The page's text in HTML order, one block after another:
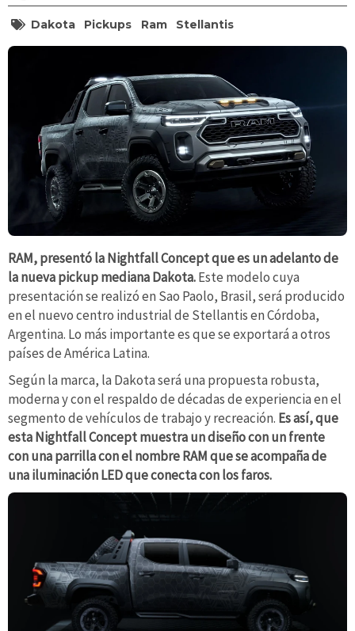
Dakota Pickups Ram Stellantis
RAM, presentó la Nightfall Concept que es un adelanto de
la nueva pickup mediana Dakota.Este modelo cuya
presentación se realizó en Sao Paolo, Brasil, será producido
en el nuevo centro industrial de Stellantis en Córdoba,
Argentina. Lo más importante es que se exportará a otros
países de América Latina.
Según la marca, la Dakota será una propuesta robusta,
moderna y con el respaldo de décadas de experiencia en el
segmento de vehículos de trabajo y recreación. Es así, que
esta Nightfall Concept muestra un diseño con un frente
con una parrilla con el nombre RAM que se acompaña de
una iluminación LED que conecta con los faros.